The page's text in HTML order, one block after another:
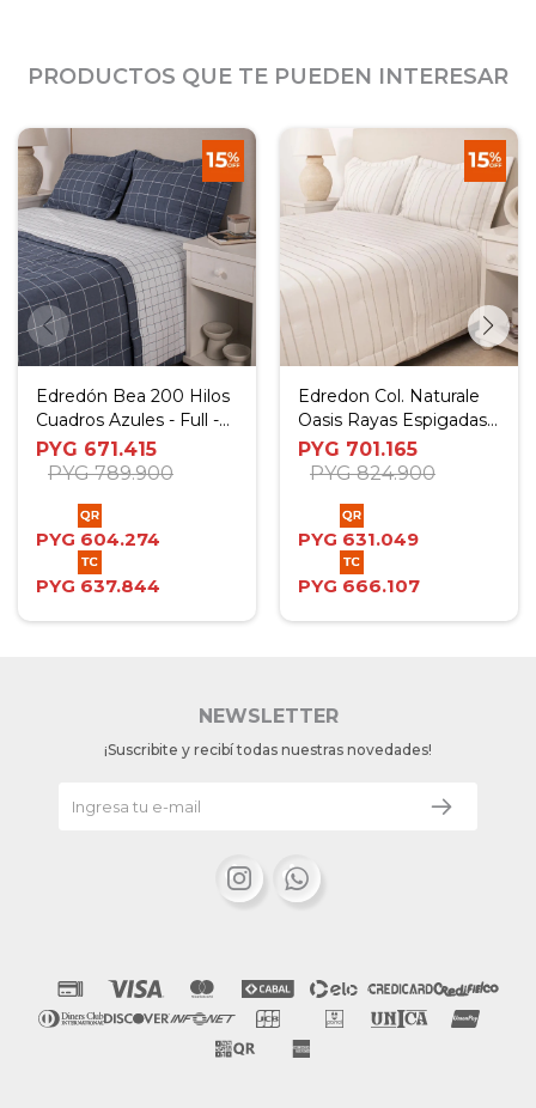
PRODUCTOS QUE TE PUEDEN INTERESAR
Edredón Bea 200 Hilos
Cuadros Azules - Full -
Queen
PYG 671.415
PYG 789.900
PYG 604.274
PYG 637.844
Edredon Col. Naturale
Oasis Rayas Espigadas
Beige - 180 x 240 cm
PYG 701.165
PYG 824.900
PYG 631.049
PYG 666.107
NEWSLETTER
¡Suscribite y recibí todas nuestras novedades!
 